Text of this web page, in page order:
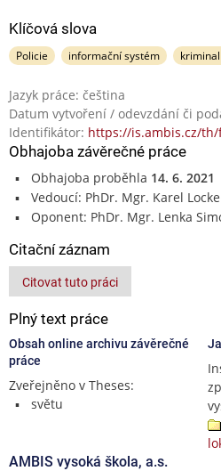
Klíčová slova
Policie informační systém
Jazyk práce: čeština
Datum vytvoření / odevzdání či
Identifikátor: https://is.ambis.cz/
Obhajoba závěrečné práce
Obhajoba proběhla 14. 6. 2021
Vedoucí: PhDr. Mgr. Karel
Oponent: PhDr. Mgr. Lenka
Citační záznam
Citovat tuto práci
Plný text práce
Obsah online archivu závěrečné
práce
Zveřejněno v Theses:
světu
AMBIS vysoká škola, a.s.